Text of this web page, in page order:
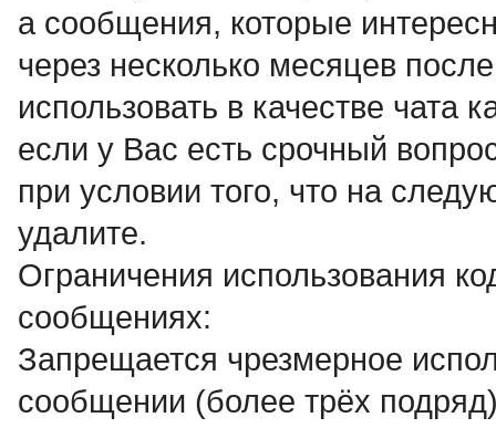
а сообщения, которые
через несколько месяцев
использовать в качестве чата
если у Вас есть срочный
при условии того, что на
удалите.
Ограничения использования
сообщениях:
Запрещается чрезмерное
сообщении (более трёх